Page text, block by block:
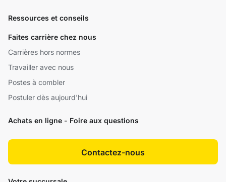
Ressources et conseils
Faites carrière chez nous
Carrières hors normes
Travailler avec nous
Postes à combler
Postuler dès aujourd'hui
Achats en ligne - Foire aux questions
Contactez-nous